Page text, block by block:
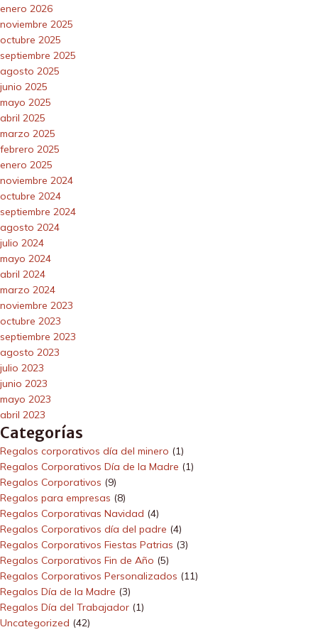
enero 2026
noviembre 2025
octubre 2025
septiembre 2025
agosto 2025
junio 2025
mayo 2025
abril 2025
marzo 2025
febrero 2025
enero 2025
noviembre 2024
octubre 2024
septiembre 2024
agosto 2024
julio 2024
mayo 2024
abril 2024
marzo 2024
noviembre 2023
octubre 2023
septiembre 2023
agosto 2023
julio 2023
junio 2023
mayo 2023
abril 2023
Categorías
Regalos corporativos día del minero (1)
Regalos Corporativos Día de la Madre (1)
Regalos Corporativos (9)
Regalos para empresas (8)
Regalos Corporativas Navidad (4)
Regalos Corporativos día del padre (4)
Regalos Corporativos Fiestas Patrias (3)
Regalos Corporativos Fin de Año (5)
Regalos Corporativos Personalizados (11)
Regalos Día de la Madre (3)
Regalos Día del Trabajador (1)
Uncategorized (42)